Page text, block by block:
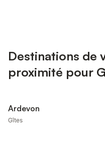
Destinations de
proximité pour
Ardevon
Gîtes